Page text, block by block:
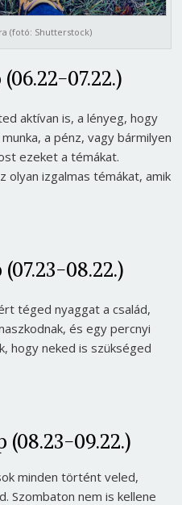
(fotó: Shutterstock)
07.22.)
aktívan is, a lényeg, hogy
a pénz, vagy bármilyen
ezeket a témákat.
olyan izgalmas témákat, amik
08.22.)
téged nyaggat a család,
és egy percnyi
hogy neked is szükséged
(08.23-09.22.)
minden történt veled,
Szombaton nem is kellene